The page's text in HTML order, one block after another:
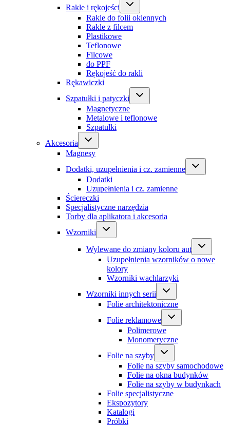
Rakle i rękojeści
Rakle do folii okiennych
Rakle z filcem
Plastikowe
Teflonowe
Filcowe
do PPF
Rękojeść do rakli
Rękawiczki
Szpatułki i patyczki
Magnetyczne
Metalowe i teflonowe
Szpatułki
Akcesoria
Magnesy
Dodatki, uzupełnienia i cz. zamienne
Dodatki
Uzupełnienia i cz. zamienne
Ściereczki
Specjalistyczne narzędzia
Torby dla aplikatora i akcesoria
Wzorniki
Wylewane do zmiany koloru aut
Uzupełnienia wzorników o nowe
kolory
Wzorniki wachlarzyki
Wzorniki innych serii
Folie architektoniczne
Folie reklamowe
Polimerowe
Monomeryczne
Folie na szyby
Folie na szyby samochodowe
Folie na okna budynków
Folie na szyby w budynkach
Folie specjalistyczne
Ekspozytory
Katalogi
Próbki